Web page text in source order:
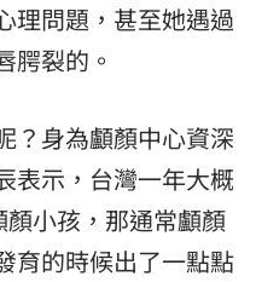
理問題，甚至她遇過
腭裂的。
？身為顱顏中心資深
表示，台灣一年大概
小孩，那通常顱顏
育的時候出了一點點